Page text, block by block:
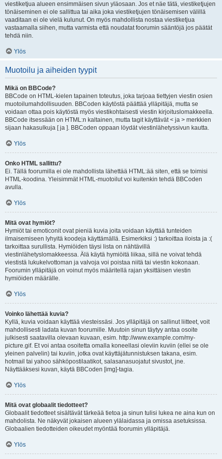
viestiketjua alueen ensimmäisen sivun yläosaan. Jos et näe tätä, viestiketjujen
tönäiseminen ei ole sallittua tai aika joka viestiketjujen tönäisemisen välillä
vaaditaan ei ole vielä kulunut. On myös mahdollista nostaa viestiketjua
vastaamalla siihen, mutta varmista että noudatat foorumin sääntöjä jos päätät
tehdä niin.
Ylös
Muotoilu ja aiheiden tyypit
Mikä on BBCode?
BBCode on HTML-kielen tapainen toteutus, joka tarjoaa tiettyjen viestin osien
muotoilumahdollisuuden. BBCoden käytöstä päättää ylläpitäjä, mutta se
voidaan ottaa pois käytöstä myös viestikohtaisesti viestin kirjoituslomakkeella.
BBCode itsessään on HTML:n kaltainen, mutta tagit käyttävät < ja > merkkien
sijaan hakasulkuja [ ja ]. BBCoden oppaan löydät viestinlähetyssivun kautta.
Ylös
Onko HTML sallittu?
Ei. Tällä foorumilla ei ole mahdollista lähettää HTML:ää siten, että se toimisi
HTML-koodina. Yleisimmät HTML-muotoilut voi kuitenkin tehdä BBCoden
avulla.
Ylös
Mitä ovat hymiöt?
Hymiöt tai emoticonit ovat pieniä kuvia joita voidaan käyttää tunteiden
ilmaisemiseen lyhyitä koodeja käyttämällä. Esimerkiksi :) tarkoittaa iloista ja :(
tarkoittaa surullista. Hymiöiden täysi lista on nähtävillä
viestinlähetyslomakkeessa. Älä käytä hymiöitä liikaa, sillä ne voivat tehdä
viestistä lukukelvottoman ja valvoja voi poistaa niitä tai viestin kokonaan.
Foorumin ylläpitäjä on voinut myös määritellä rajan yksittäisen viestin
hymiöiden määrälle.
Ylös
Voinko lähettää kuvia?
Kyllä, kuvia voidaan käyttää viesteissäsi. Jos ylläpitäjä on sallinut liitteet, voit
mahdollisesti ladata kuvan foorumille. Muutoin sinun täytyy antaa osoite
julkisesti saatavilla olevaan kuvaan, esim. http://www.example.com/my-
picture.gif. Et voi antaa osoitetta omalla koneellasi oleviin kuviin (ellei se ole
yleinen palvelin) tai kuviin, jotka ovat käyttäjätunnistuksen takana, esim.
hotmail tai yahoo sähköpostilaatikot, salasanasuojatut sivustot, jne.
Näyttääksesi kuvan, käytä BBCoden [img]-tagia.
Ylös
Mitä ovat globaalit tiedotteet?
Globaalit tiedotteet sisältävät tärkeää tietoa ja sinun tulisi lukea ne aina kun on
mahdolista. Ne näkyvät jokaisen alueen ylälaidassa ja omissa asetuksissa.
Globaalien tiedotteiden oikeudet myöntää foorumin ylläpitäjä.
Ylös